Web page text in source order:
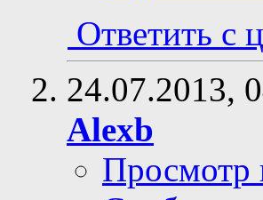
Ответить с
24.07.2013,
Alexb
Просмотр